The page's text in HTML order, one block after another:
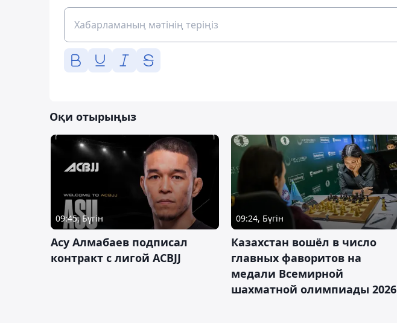
Оқи отырыңыз
09:45, Бүгін
Асу Алмабаев подписал
контракт с лигой ACBJJ
09:24, Бүгін
Казахстан вошёл в число
главных фаворитов на
медали Всемирной
шахматной олимпиады 2026